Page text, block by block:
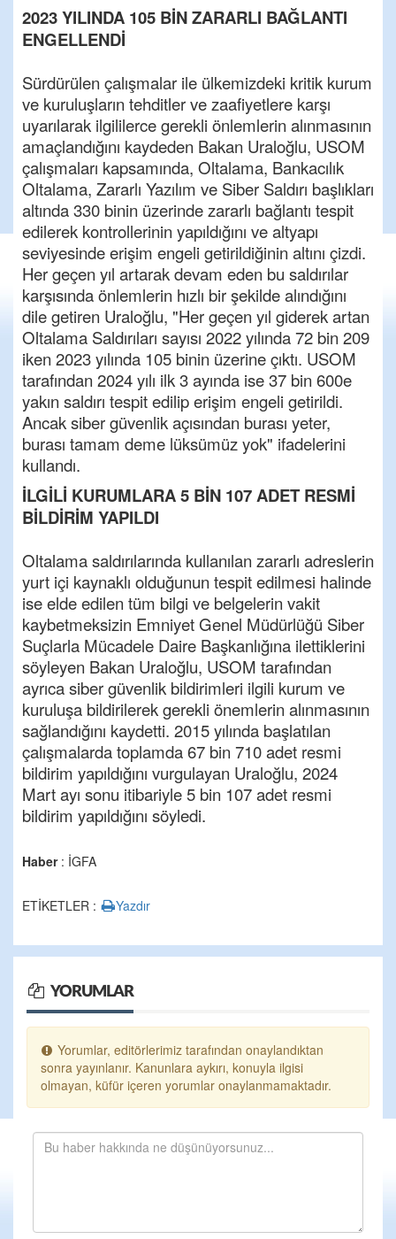
2023 YILINDA 105 BİN ZARARLI BAĞLANTI
ENGELLENDİ
Sürdürülen çalışmalar ile ülkemizdeki kritik kurum
ve kuruluşların tehditler ve zaafiyetlere karşı
uyarılarak ilgililerce gerekli önlemlerin alınmasının
amaçlandığını kaydeden Bakan Uraloğlu, USOM
çalışmaları kapsamında, Oltalama, Bankacılık
Oltalama, Zararlı Yazılım ve Siber Saldırı başlıkları
altında 330 binin üzerinde zararlı bağlantı tespit
edilerek kontrollerinin yapıldığını ve altyapı
seviyesinde erişim engeli getirildiğinin altını çizdi.
Her geçen yıl artarak devam eden bu saldırılar
karşısında önlemlerin hızlı bir şekilde alındığını
dile getiren Uraloğlu, "Her geçen yıl giderek artan
Oltalama Saldırıları sayısı 2022 yılında 72 bin 209
iken 2023 yılında 105 binin üzerine çıktı. USOM
tarafından 2024 yılı ilk 3 ayında ise 37 bin 600e
yakın saldırı tespit edilip erişim engeli getirildi.
Ancak siber güvenlik açısından burası yeter,
burası tamam deme lüksümüz yok" ifadelerini
kullandı.
İLGİLİ KURUMLARA 5 BİN 107 ADET RESMİ
BİLDİRİM YAPILDI
Oltalama saldırılarında kullanılan zararlı adreslerin
yurt içi kaynaklı olduğunun tespit edilmesi halinde
ise elde edilen tüm bilgi ve belgelerin vakit
kaybetmeksizin Emniyet Genel Müdürlüğü Siber
Suçlarla Mücadele Daire Başkanlığına ilettiklerini
söyleyen Bakan Uraloğlu, USOM tarafından
ayrıca siber güvenlik bildirimleri ilgili kurum ve
kuruluşa bildirilerek gerekli önemlerin alınmasının
sağlandığını kaydetti. 2015 yılında başlatılan
çalışmalarda toplamda 67 bin 710 adet resmi
bildirim yapıldığını vurgulayan Uraloğlu, 2024
Mart ayı sonu itibariyle 5 bin 107 adet resmi
bildirim yapıldığını söyledi.
Haber: İGFA
ETİKETLER : Yazdır
YORUMLAR
Yorumlar, editörlerimiz tarafından onaylandıktan
sonra yayınlanır. Kanunlara aykırı, konuyla ilgisi
olmayan, küfür içeren yorumlar onaylanmamaktadır.